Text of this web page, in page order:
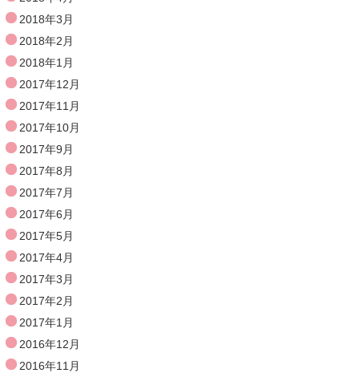
2018年3月
2018年2月
2018年1月
2017年12月
2017年11月
2017年10月
2017年9月
2017年8月
2017年7月
2017年6月
2017年5月
2017年4月
2017年3月
2017年2月
2017年1月
2016年12月
2016年11月